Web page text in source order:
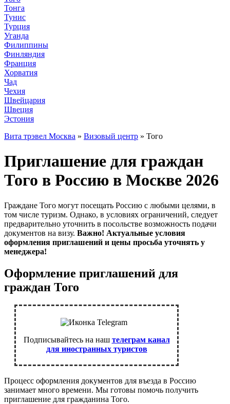
Тонга
Тунис
Турция
Уганда
Филиппины
Финляндия
Франция
Хорватия
Чад
Чехия
Швейцария
Швеция
Эстония
Вита трэвел Москва » Визовый центр » Того
Приглашение для граждан
Того в Россию в Москве 2026
Граждане Того могут посещать Россию с любыми целями, в
том числе туризм. Однако, в условиях ограничений, следует
предварительно уточнить в посольстве возможность подачи
документов на визу. Важно! Актуальные условия
оформления приглашений и цены просьба уточнять у
менеджера!
Оформление приглашений для
граждан Того
Подписывайтесь на наш телеграм канал
для иностранных туристов
Процесс оформления документов для въезда в Россию
занимает много времени. Мы готовы помочь получить
приглашение для гражданина Того.